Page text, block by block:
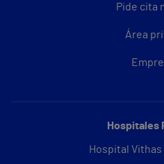
Pide cita
Área
Hospitales
Hospital Vithas